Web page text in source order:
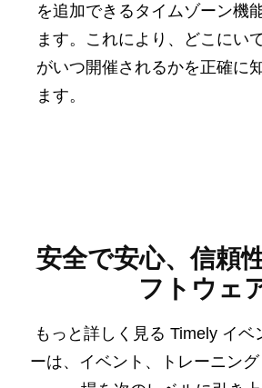
を追加できるタイムゾーン機
ます。これにより、どこにい
がいつ開催されるかを正確に
ます。
安全で安心、信頼
フトウェ
もっと詳しく見る Timely イベ
ーは、イベント、トレーニン